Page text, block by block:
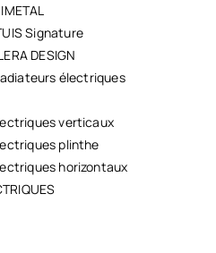
Signature
DESIGN
électriques
verticaux
plinthe
horizontaux